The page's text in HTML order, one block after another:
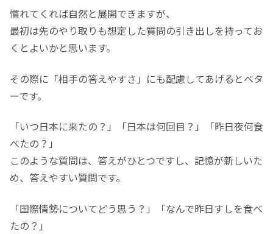
慣れてくれば自然と展開できますが、
最初は先のやり取りも想定した質問の引き出しを持ってお
くとよいかと思います。
その際に「相手の答えやすさ」にも配慮してあげるとベタ
ーです。
「いつ日本に来たの？」「日本は何回目？」「昨日夜何食
べたの？」
このような質問は、答えがひとつですし、記憶が新しいた
め、答えやすい質問です。
「国際情勢についてどう思う？」「なんで昨日すしを食べ
たの？」